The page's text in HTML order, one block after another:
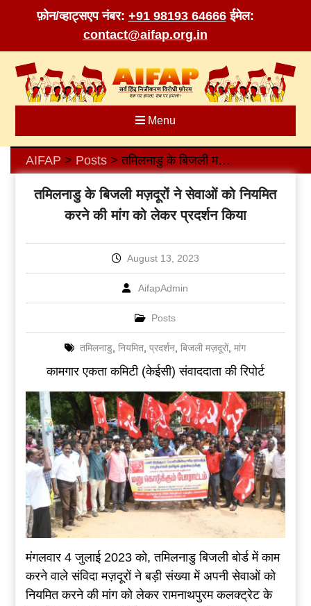
फ़ोन/व्हाट्सएप नंबर: +91 98193 64666 ईमेल:
contact@aifap.org.in
content
Menu
AIFAP > Posts> तमिलनाडु के बिजली मज़दूरों ने सेवाओं को नियमित करने की मांग को लेकर प्रदर्शन किया
तमिलनाडु के बिजली मज़दूरों ने सेवाओं को नियमित
करने की मांग को लेकर प्रदर्शन किया
August 13, 2023
AifapAdmin
Posts
तमिलनाडु,नियमित,प्रदर्शन,बिजली मज़दूरों,मांग
कामगार एकता कमिटी (केईसी) संवाददाता की रिपोर्ट
मंगलवार 4 जुलाई 2023 को, तमिलनाडु बिजली बोर्ड में काम
करने वाले संविदा मज़दूरों ने बड़ी संख्या में अपनी सेवाओं को
नियमित करने की मांग को लेकर रामनाथपुरम कलक्ट्रेट के